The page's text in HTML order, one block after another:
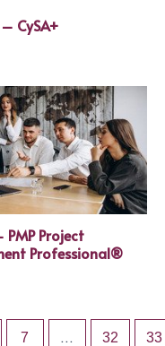
CySA+
PMP Project
Professional®
7 … 32 33